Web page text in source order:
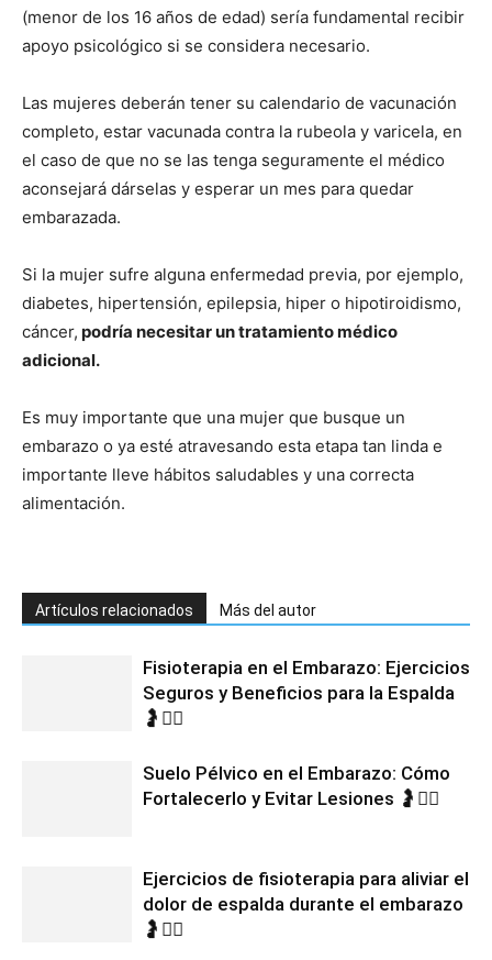
(menor de los 16 años de edad) sería fundamental recibir
apoyo psicológico si se considera necesario.
Las mujeres deberán tener su calendario de vacunación
completo, estar vacunada contra la rubeola y varicela, en
el caso de que no se las tenga seguramente el médico
aconsejará dárselas y esperar un mes para quedar
embarazada.
Si la mujer sufre alguna enfermedad previa, por ejemplo,
diabetes, hipertensión, epilepsia, hiper o hipotiroidismo,
cáncer, podría necesitar un tratamiento médico
adicional.
Es muy importante que una mujer que busque un
embarazo o ya esté atravesando esta etapa tan linda e
importante lleve hábitos saludables y una correcta
alimentación.
Artículos relacionados Más del autor
Fisioterapia en el Embarazo: Ejercicios
Seguros y Beneficios para la Espalda
🤰💆‍♀️
Suelo Pélvico en el Embarazo: Cómo
Fortalecerlo y Evitar Lesiones 🤰🧘‍♀️
Ejercicios de fisioterapia para aliviar el
dolor de espalda durante el embarazo
🤰🧘‍♀️